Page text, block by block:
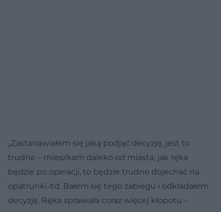
„Zastanawiałem się jaką podjąć decyzję, jest to
trudne – mieszkam daleko od miasta, jak ręka
będzie po operacji, to będzie trudno dojechać na
opatrunki itd. Bałem się tego zabiegu i odkładałem
decyzję. Ręka sprawiała coraz więcej kłopotu -